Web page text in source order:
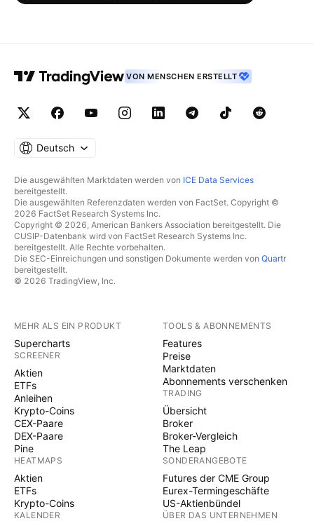
VON MENSCHEN ERSTELLT
Deutsch
Die ausgewählten Marktdaten werden von ICE Data Services
bereitgestellt.
Die ausgewählten Referenzdaten werden von FactSet. Copyright ©
2026 FactSet Research Systems Inc.
Copyright © 2026, American Bankers Association bereitgestellt. Die
CUSIP-Datenbank wird von FactSet Research Systems Inc.
bereitgestellt. Alle Rechte vorbehalten.
Die SEC-Einreichungen und sonstigen Dokumente werden von Quartr
bereitgestellt.
© 2026 TradingView, Inc.
MEHR ALS EIN PRODUKT
Supercharts
SCREENER
Aktien
ETFs
Anleihen
Krypto-Coins
CEX-Paare
DEX-Paare
Pine
HEATMAPS
Aktien
ETFs
Krypto-Coins
KALENDER
TOOLS & ABONNEMENTS
Features
Preise
Marktdaten
Abonnements verschenken
TRADING
Übersicht
Broker
Broker-Vergleich
The Leap
SONDERANGEBOTE
Futures der CME Group
Eurex-Termingeschäfte
US-Aktienbündel
ÜBER DAS UNTERNEHMEN